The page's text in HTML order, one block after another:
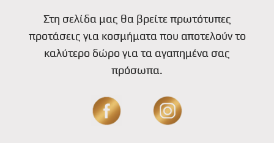
Στη σελίδα μας θα βρείτε πρωτότυπες
προτάσεις για κοσμήματα που αποτελούν το
καλύτερο δώρο για τα αγαπημένα σας
πρόσωπα.